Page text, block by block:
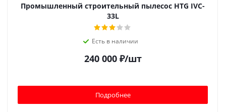
Промышленный строительный пылесос HTG IVC-
33L
Есть в наличии
240 000₽/шт
Подробнее